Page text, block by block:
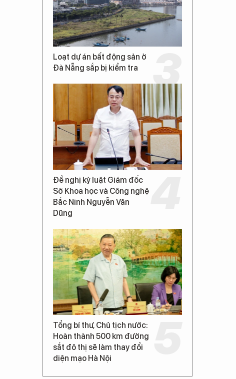
Loạt dự án bất động sản ở
Đà Nẵng sắp bị kiểm tra
Đề nghị kỷ luật Giám đốc
Sở Khoa học và Công nghệ
Bắc Ninh Nguyễn Văn
Dũng
Tổng bí thư, Chủ tịch nước:
Hoàn thành 500 km đường
sắt đô thị sẽ làm thay đổi
diện mạo Hà Nội